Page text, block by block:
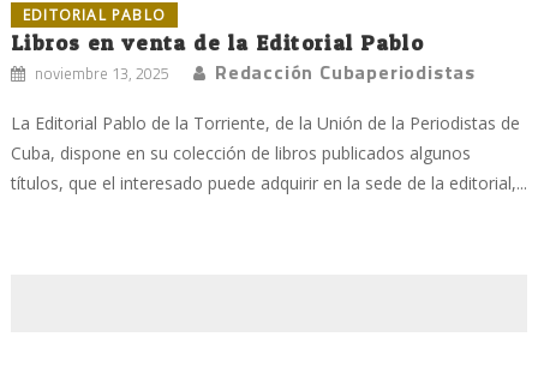
EDITORIAL PABLO
Libros en venta de la Editorial Pablo
noviembre 13, 2025 Redacción Cubaperiodistas
La Editorial Pablo de la Torriente, de la Unión de la Periodistas de
Cuba, dispone en su colección de libros publicados algunos
títulos, que el interesado puede adquirir en la sede de la editorial,...